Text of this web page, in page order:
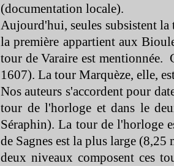
(documentation locale).
Aujourd'hui, seules subsistent
la première appartient aux
tour de Varaire est mentionnée.
1607). La tour Marquèze, elle,
Nos auteurs s'accordent pour
tour de l'horloge et dans le
Séraphin). La tour de l'horloge
de Sagnes est la plus large (8,25
deux niveaux composent ces